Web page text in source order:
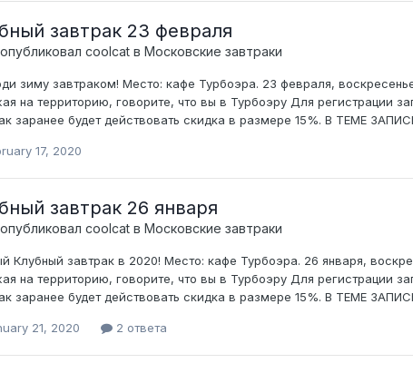
завтрак 23 февраля
coolcatв Московские завтраки
зиму завтраком! Место : кафе Турбоэра. 23 февраля,
на территорию, говорите, что вы в Турбоэру Для регистрации
заранее будет действовать скидка в размере 15%. В ТЕМЕ
17, 2020
завтрак 26 января
coolcatв Московские завтраки
Клубный завтрак в 2020! Место : кафе Турбоэра. 26 января,
на территорию, говорите, что вы в Турбоэру Для регистрации
заранее будет действовать скидка в размере 15%. В ТЕМЕ
21, 2020 2 ответа